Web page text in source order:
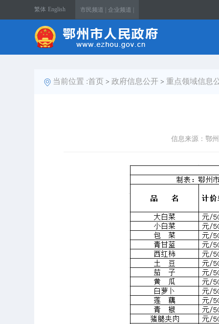
繁体 English 市民频道 | 企业频道 |
当前位置 :首页 > 政府信息公开 > 重点领域信息
信息来源：鄂